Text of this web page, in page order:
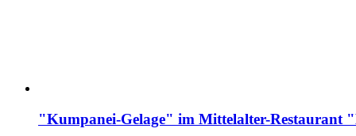
"Kumpanei-Gelage" im Mittelalter-